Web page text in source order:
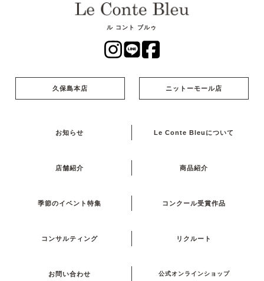
ル コント ブルゥ
久保島本店 ニットーモール店
お知らせ Le Conte Bleuについて
店舗紹介 商品紹介
季節のイベント特集 コンクール受賞作品
コンサルティング リクルート
お問い合わせ 公式オンラインショップ